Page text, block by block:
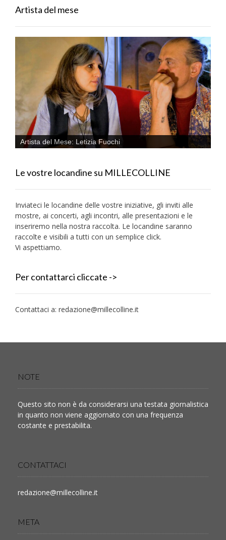
Artista del mese
Artista del Mese: Letizia Fuochi
Le vostre locandine su MILLECOLLINE
Inviateci le locandine delle vostre iniziative, gli inviti alle
mostre, ai concerti, agli incontri, alle presentazioni e le
inseriremo nella nostra raccolta. Le locandine saranno
raccolte e visibili a tutti con un semplice click.
Vi aspettiamo.
Per contattarci cliccate ->
Contattaci a: redazione@millecolline.it
NOTE
Questo sito non è da considerarsi una testata giornalistica
in quanto non viene aggiornato con una frequenza
costante e prestabilita.
CONTATTACI
redazione@millecolline.it
META